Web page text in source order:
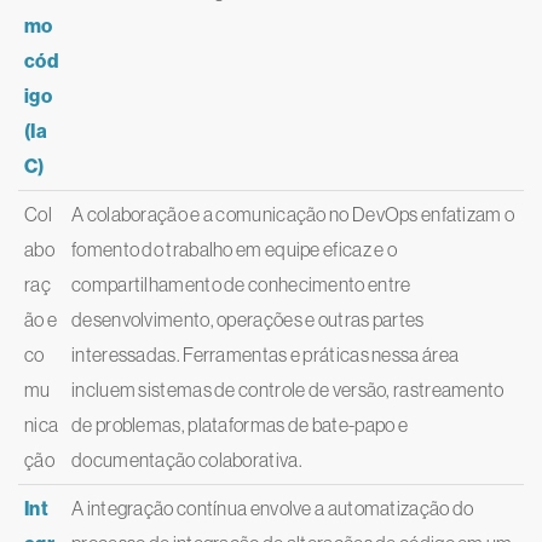
mo
cód
igo
(Ia
C)
Col
abo
raç
ão e
co
mu
nica
ção
A colaboração e a comunicação no DevOps enfatizam o
fomento do trabalho em equipe eficaz e o
compartilhamento de conhecimento entre
desenvolvimento, operações e outras partes
interessadas. Ferramentas e práticas nessa área
incluem sistemas de controle de versão, rastreamento
de problemas, plataformas de bate-papo e
documentação colaborativa.
Int
A integração contínua envolve a automatização do